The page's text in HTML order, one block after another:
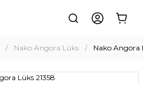
Nako Angora Lüks Nako Angora